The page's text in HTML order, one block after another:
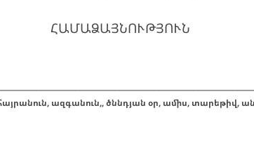
ՀԱՄԱՁԱՅՆՈՒԹՅՈՒՆ
ազգանուն,, ծննդյան օր, ամիս, տարեթիվ,